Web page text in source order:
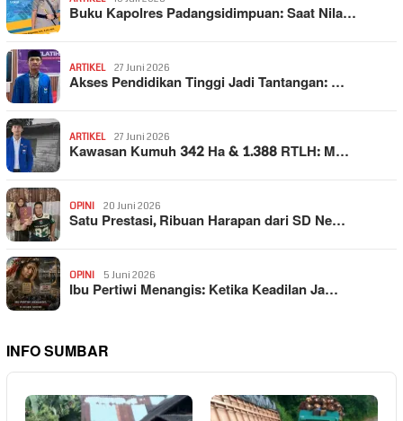
Buku Kapolres Padangsidimpuan: Saat Nila…
ARTIKEL 27 Juni 2026
Akses Pendidikan Tinggi Jadi Tantangan: …
ARTIKEL 27 Juni 2026
Kawasan Kumuh 342 Ha & 1.388 RTLH: M…
OPINI 20 Juni 2026
Satu Prestasi, Ribuan Harapan dari SD Ne…
OPINI 5 Juni 2026
Ibu Pertiwi Menangis: Ketika Keadilan Ja…
INFO SUMBAR